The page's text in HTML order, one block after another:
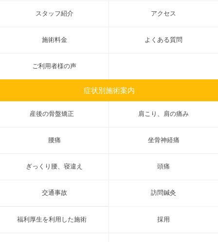
スタッフ紹介 アクセス
施術料金 よくある質問
ご利用者様の声
症状別施術案内
産後の骨盤矯正 肩こり、肩の痛み
腰痛 坐骨神経痛
ぎっくり腰、寝違え 頭痛
交通事故 訪問鍼灸
福利厚生を利用した施術 採用